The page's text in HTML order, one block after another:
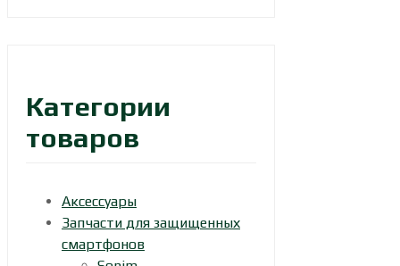
Категории
товаров
Аксессуары
Запчасти для защищенных
смартфонов